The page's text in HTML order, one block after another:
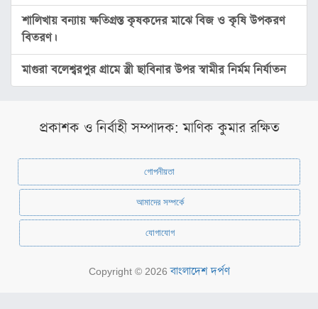
অন্যত্র
ক্রিকেট
অন্যান্য
শালিখায় বন্যায় ক্ষতিগ্রস্ত কৃষকদের মাঝে বিজ ও কৃষি উপকরণ
বিতরণ।
মাগুরা বলেশ্বরপুর গ্রামে স্ত্রী ছাবিনার উপর স্বামীর নির্মম নির্যাতন
প্রকাশক ও নির্বাহী সম্পাদক: মাণিক কুমার রক্ষিত
গোপনীয়তা
আমাদের সম্পর্কে
যোগাযোগ
Copyright © 2026 বাংলাদেশ দর্পণ